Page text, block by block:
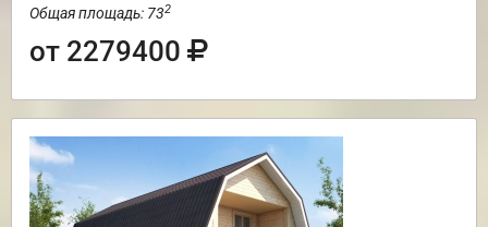
Общая площадь: 732
от 2279400